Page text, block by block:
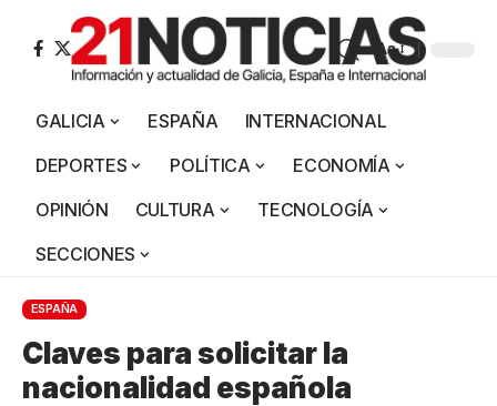
Aa
GALICIA ESPAÑA
INTERNACIONAL
DEPORTES
POLÍTICA
ECONOMÍA
OPINIÓN
CULTURA
TECNOLOGÍA
SECCIONES
ESPAÑA
Claves para solicitar la
nacionalidad española